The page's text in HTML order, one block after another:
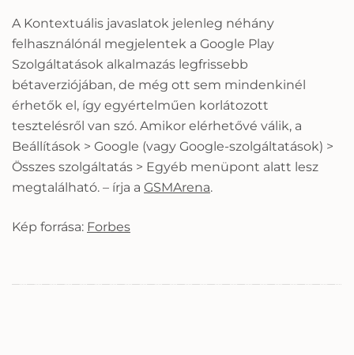
A Kontextuális javaslatok jelenleg néhány
felhasználónál megjelentek a Google Play
Szolgáltatások alkalmazás legfrissebb
bétaverziójában, de még ott sem mindenkinél
érhetők el, így egyértelműen korlátozott
tesztelésről van szó. Amikor elérhetővé válik, a
Beállítások > Google (vagy Google-szolgáltatások) >
Összes szolgáltatás > Egyéb menüpont alatt lesz
megtalálható. – írja a GSMArena.
Kép forrása: Forbes